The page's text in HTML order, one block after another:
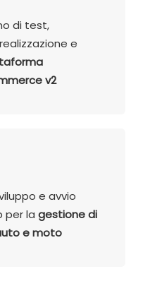
di test,
e
v2
e avvio
per la gestione di
e moto